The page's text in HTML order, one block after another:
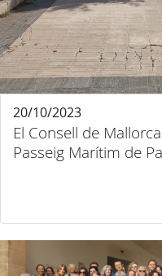
El Consell de
Passeig Marítim de
20/10/2023